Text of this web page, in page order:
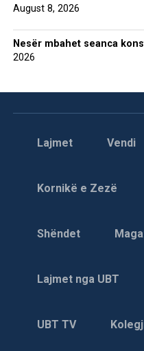
August 8, 2026
Nesër mbahet seanca
2026
Lajmet Vendi
Kornikë e Zezë
Shëndet
Lajmet nga UBT
UBT TV